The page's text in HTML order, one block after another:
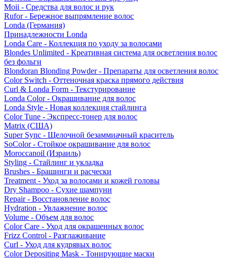
Moii - Средства для волос и рук
Rufor - Бережное выпрямление волос
Londa (Германия)
Принадлежности Londa
Londa Care - Коллекция по уходу за волосами
Blondes Unlimited - Креативная система для осветления волос
без фольги
Blondoran Blonding Powder - Препараты для осветления волос
Color Switch - Оттеночная краска прямого действия
Curl & Londa Form - Текстурирование
Londa Color - Окрашивание для волос
Londa Style - Новая коллекция стайлинга
Color Tune - Экспресс-тонер для волос
Matrix (США)
Super Sync - Щелочной безаммиачный краситель
SoColor - Стойкое окрашивание для волос
Moroccanoil (Израиль)
Styling - Стайлинг и укладка
Brushes - Брашинги и расчески
Treatment - Уход за волосами и кожей головы
Dry Shampoo - Сухие шампуни
Repair - Восстановление волос
Hydration - Увлажнение волос
Volume - Объем для волос
Color Care - Уход для окрашенных волос
Frizz Control - Разглаживание
Curl - Уход для кудрявых волос
Color Depositing Mask - Тонирующие маски